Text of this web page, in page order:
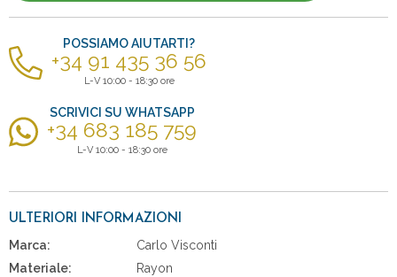
POSSIAMO AIUTARTI?
+34 91 435 36 56
L-V 10:00 - 18:30 ore
SCRIVICI SU WHATSAPP
+34 683 185 759
L-V 10:00 - 18:30 ore
ULTERIORI INFORMAZIONI
Marca:
Carlo Visconti
Materiale:
Rayon